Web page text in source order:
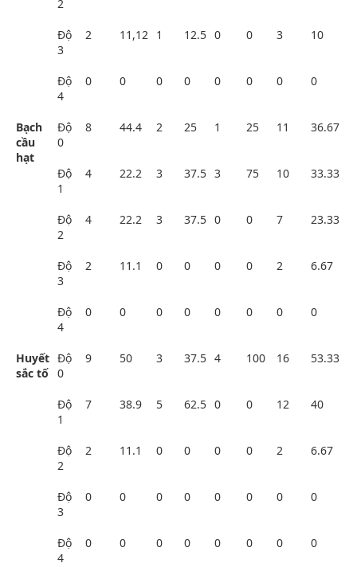
2
Độ
3
2 11,12 1 12.5 0 0 3 10
Độ
4
0 0 0 0 0 0 0 0
Bạch
cầu
hạt
Độ
0
8 44.4 2 25 1 25 11 36.67
Độ
1
4 22.2 3 37.5 3 75 10 33.33
Độ
2
4 22.2 3 37.5 0 0 7 23.33
Độ
3
2 11.1 0 0 0 0 2 6.67
Độ
4
0 0 0 0 0 0 0 0
Huyết
sắc tố
Độ
0
9 50 3 37.5 4 100 16 53.33
Độ
1
7 38.9 5 62.5 0 0 12 40
Độ
2
2 11.1 0 0 0 0 2 6.67
Độ
3
0 0 0 0 0 0 0 0
Độ
4
0 0 0 0 0 0 0 0